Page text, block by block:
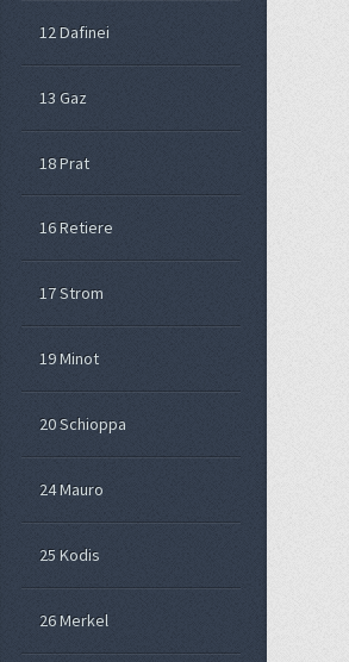
12 Dafinei
13 Gaz
18 Prat
16 Retiere
17 Strom
19 Minot
20 Schioppa
24 Mauro
25 Kodis
26 Merkel